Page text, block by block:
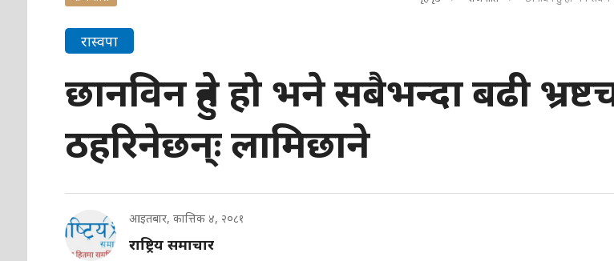
रास्वपा
छानविन हुने हो भने सबैभन्दा बढी
ठहरिनेछन्ः लामिछाने
आइतबार, कात्तिक ४, २०८१
राष्ट्रिय समाचार